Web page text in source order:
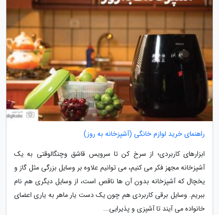
راهنمای خرید لوازم خانگی (آشپزخانه به روز)
ابزارهای کاربردی؛ از سرخ کن تا سرویس قاشق وچنگالوقتی به یک
آشپزخانه مجهز فکر می کنیم، می توانیم علاوه بر وسایل بزرگی مثل گاز و
یخچال که آشپزخانه بدون آن ها ناقص است، از وسایل دیگری هم نام
ببریم. وسایل برقی کاربردی هم چون یک دست یار ماهر به یاری اعضای
خانواده می آیند تا آشپزی و پذیرایی...